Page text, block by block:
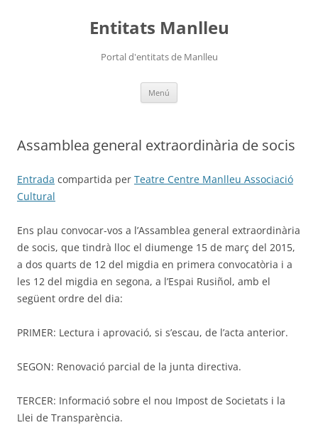
Entitats Manlleu
Portal d'entitats de Manlleu
Menú
Assamblea general extraordinària de socis
Entrada compartida per Teatre Centre Manlleu Associació
Cultural
Ens plau convocar-vos a l’Assamblea general extraordinària
de socis, que tindrà lloc el diumenge 15 de març del 2015,
a dos quarts de 12 del migdia en primera convocatòria i a
les 12 del migdia en segona, a l’Espai Rusiñol, amb el
següent ordre del dia:
PRIMER: Lectura i aprovació, si s’escau, de l’acta anterior.
SEGON: Renovació parcial de la junta directiva.
TERCER: Informació sobre el nou Impost de Societats i la
Llei de Transparència.